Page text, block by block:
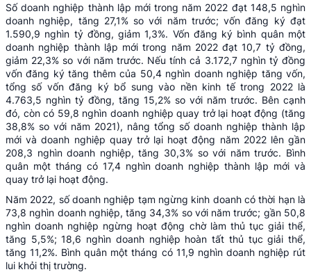
Số doanh nghiệp thành lập mới trong năm 2022 đạt 148,5 nghìn
doanh nghiệp, tăng 27,1% so với năm trước; vốn đăng ký đạt
1.590,9 nghìn tỷ đồng, giảm 1,3%. Vốn đăng ký bình quân một
doanh nghiệp thành lập mới trong năm 2022 đạt 10,7 tỷ đồng,
giảm 22,3% so với năm trước. Nếu tính cả 3.172,7 nghìn tỷ đồng
vốn đăng ký tăng thêm của 50,4 nghìn doanh nghiệp tăng vốn,
tổng số vốn đăng ký bổ sung vào nền kinh tế trong 2022 là
4.763,5 nghìn tỷ đồng, tăng 15,2% so với năm trước. Bên cạnh
đó, còn có 59,8 nghìn doanh nghiệp quay trở lại hoạt động (tăng
38,8% so với năm 2021), nâng tổng số doanh nghiệp thành lập
mới và doanh nghiệp quay trở lại hoạt động năm 2022 lên gần
208,3 nghìn doanh nghiệp, tăng 30,3% so với năm trước. Bình
quân một tháng có 17,4 nghìn doanh nghiệp thành lập mới và
quay trở lại hoạt động.
Năm 2022, số doanh nghiệp tạm ngừng kinh doanh có thời hạn là
73,8 nghìn doanh nghiệp, tăng 34,3% so với năm trước; gần 50,8
nghìn doanh nghiệp ngừng hoạt động chờ làm thủ tục giải thể,
tăng 5,5%; 18,6 nghìn doanh nghiệp hoàn tất thủ tục giải thể,
tăng 11,2%. Bình quân một tháng có 11,9 nghìn doanh nghiệp rút
lui khỏi thị trường.